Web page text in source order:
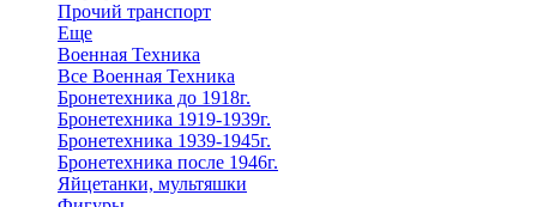
Прочий транспорт
Еще
Военная Техника
Все Военная Техника
Бронетехника до 1918г.
Бронетехника 1919-1939г.
Бронетехника 1939-1945г.
Бронетехника после 1946г.
Яйцетанки, мультяшки